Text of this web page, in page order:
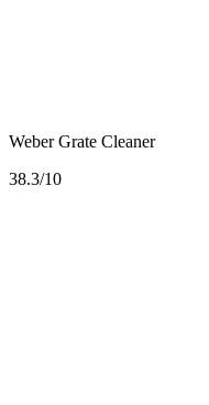
Weber Grate Cleaner
38.3/10